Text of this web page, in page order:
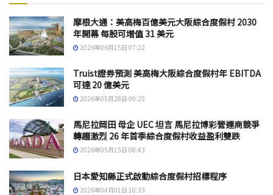
摩根大通：美高梅百億美元大阪綜合度假村 2030
年開幕 每股可增值 31 美元
2026年06月15日 07:22
Truist證券預測 美高梅大阪綜合度假村年 EBITDA
可達 20 億美元
2026年05月28日 09:25
馬尼拉岡田 母企 UEC 坦言 馬尼拉博彩營運商競爭
轉趨激烈 26 年首季綜合度假村收益盈利雙跌
2026年05月15日 08:43
日本愛知縣正式啟動綜合度假村招標程序
2026年04月01日 10:33